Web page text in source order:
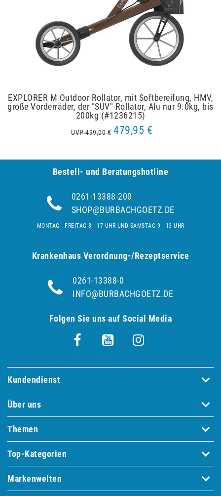
EXPLORER M Outdoor Rollator, mit Softbereifung, HMV,
große Vorderräder, der "SUV"-Rollator, Alu nur 9.0kg, bis
200kg (#1236215)
UVP 499,00 € 479,95 €
Bestell- und Be­ra­tungs­hot­line
0261-13388-200
SHOP@BURBACHGOETZ.DE
MONTAG - FREITAG 8 - 17 UHR UND SAMSTAG 9 - 13 UHR
Krankenhaus Verordnung-/Rezeptservice
0261-13388-0
INFO@BURBACHGOETZ.DE
Folgen Sie uns auf Social Media
Kundendienst
Über uns
Themen
Top-Kategorien
Markenwelten